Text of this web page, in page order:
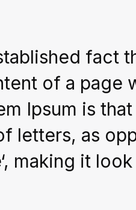
fact
of a page
Ipsum is
letters, as
making it